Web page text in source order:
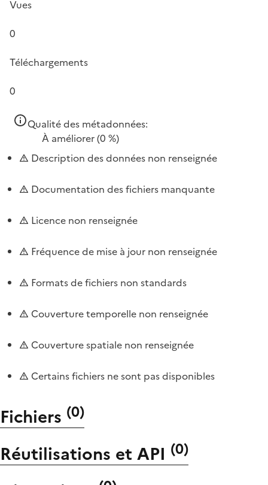
Vues
0
Téléchargements
0
Qualité des métadonnées:
À améliorer(0 %)
Description des données non renseignée
Documentation des fichiers manquante
Licence non renseignée
Fréquence de mise à jour non renseignée
Formats de fichiers non standards
Couverture temporelle non renseignée
Couverture spatiale non renseignée
Certains fichiers ne sont pas disponibles
Fichiers (0)
Réutilisations et API (0)